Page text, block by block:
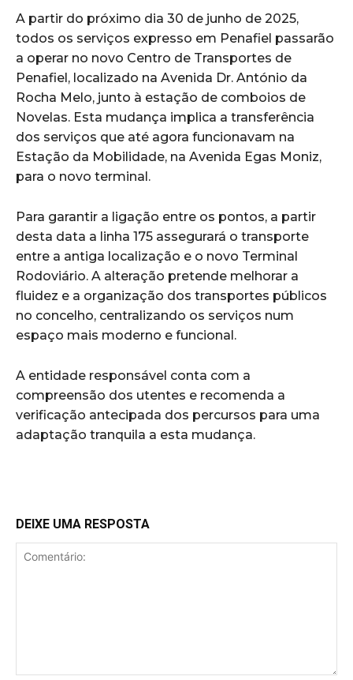
A partir do próximo dia 30 de junho de 2025,
todos os serviços expresso em Penafiel passarão
a operar no novo Centro de Transportes de
Penafiel, localizado na Avenida Dr. António da
Rocha Melo, junto à estação de comboios de
Novelas. Esta mudança implica a transferência
dos serviços que até agora funcionavam na
Estação da Mobilidade, na Avenida Egas Moniz,
para o novo terminal.
Para garantir a ligação entre os pontos, a partir
desta data a linha 175 assegurará o transporte
entre a antiga localização e o novo Terminal
Rodoviário. A alteração pretende melhorar a
fluidez e a organização dos transportes públicos
no concelho, centralizando os serviços num
espaço mais moderno e funcional.
A entidade responsável conta com a
compreensão dos utentes e recomenda a
verificação antecipada dos percursos para uma
adaptação tranquila a esta mudança.
DEIXE UMA RESPOSTA